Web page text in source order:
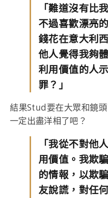
「難道沒有比
不過喜歡漂亮
錢花在意大利
他人覺得我夠
利用價值的人
罪？」
結果Stud要在大眾和鏡
一定出盡洋相了吧？
「我從不對他
用價值。我欺
的情報，以欺
友說謊，對任